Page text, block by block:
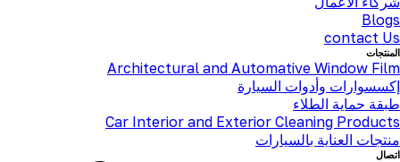
Blogs
contact Us
المنتجات
Architectural and Automative Window Film
إكسسوارات وأدوات السيارة
طبقة حماية الطلاء
Car Interior and Exterior Cleaning Products
منتجات العناية بالسيارات
اتصال